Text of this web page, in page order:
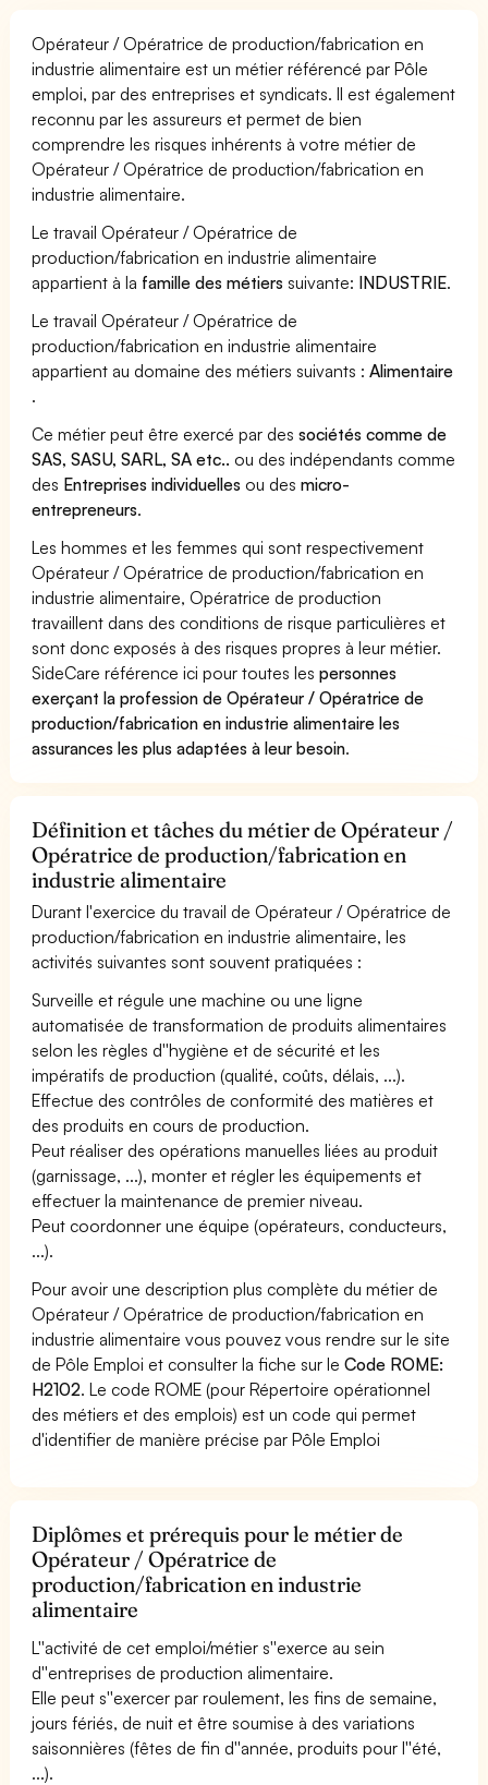
Opérateur / Opératrice de production/fabrication en
industrie alimentaire est un métier référencé par Pôle
emploi, par des entreprises et syndicats. Il est également
reconnu par les assureurs et permet de bien
comprendre les risques inhérents à votre métier de
Opérateur / Opératrice de production/fabrication en
industrie alimentaire.
Le travail Opérateur / Opératrice de
production/fabrication en industrie alimentaire
appartient à la famille des métiers suivante: INDUSTRIE.
Le travail Opérateur / Opératrice de
production/fabrication en industrie alimentaire
appartient au domaine des métiers suivants :Alimentaire
.
Ce métier peut être exercé par dessociétés comme de
SAS, SASU, SARL, SA etc.. ou des indépendants comme
des Entreprises individuelles ou desmicro-
entrepreneurs.
Les hommes et les femmes qui sont respectivement
Opérateur / Opératrice de production/fabrication en
industrie alimentaire, Opératrice de production
travaillent dans des conditions de risque particulières et
sont donc exposés à des risques propres à leur métier.
SideCare référence ici pour toutes lespersonnes
exerçant la profession de Opérateur / Opératrice de
production/fabrication en industrie alimentaire les
assurances les plus adaptées à leur besoin.
Définition et tâches du métier de Opérateur /
Opératrice de production/fabrication en
industrie alimentaire
Durant l'exercice du travail de Opérateur / Opératrice de
production/fabrication en industrie alimentaire, les
activités suivantes sont souvent pratiquées :
Surveille et régule une machine ou une ligne
automatisée de transformation de produits alimentaires
selon les règles d''hygiène et de sécurité et les
impératifs de production (qualité, coûts, délais, ...).
Effectue des contrôles de conformité des matières et
des produits en cours de production.
Peut réaliser des opérations manuelles liées au produit
(garnissage, ...), monter et régler les équipements et
effectuer la maintenance de premier niveau.
Peut coordonner une équipe (opérateurs, conducteurs,
...).
Pour avoir une description plus complète du métier de
Opérateur / Opératrice de production/fabrication en
industrie alimentaire vous pouvez vous rendre sur le site
de Pôle Emploi et consulter la fiche sur leCode ROME:
H2102. Le code ROME (pour Répertoire opérationnel
des métiers et des emplois) est un code qui permet
d'identifier de manière précise par Pôle Emploi
Diplômes et prérequis pour le métier de
Opérateur / Opératrice de
production/fabrication en industrie
alimentaire
L''activité de cet emploi/métier s''exerce au sein
d''entreprises de production alimentaire.
Elle peut s''exercer par roulement, les fins de semaine,
jours fériés, de nuit et être soumise à des variations
saisonnières (fêtes de fin d''année, produits pour l''été,
...).